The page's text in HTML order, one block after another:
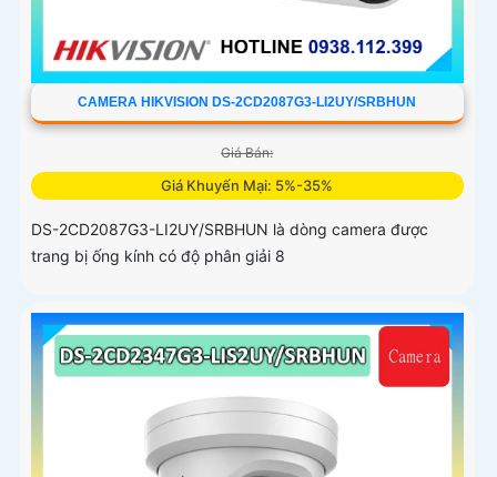
CAMERA HIKVISION DS-2CD2087G3-LI2UY/SRBHUN
Giá Bán:
Giá Khuyến Mại: 5%-35%
DS-2CD2087G3-LI2UY/SRBHUN là dòng camera được
trang bị ống kính có độ phân giải 8